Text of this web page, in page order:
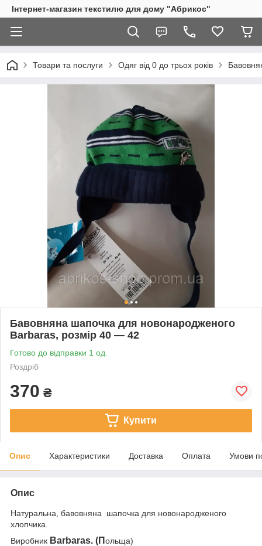
Інтернет-магазин текстилю для дому "Абрикос"
Товари та послуги Одяг від 0 до трьох років
Бавовняна шапочка для новонародженого
Barbaras, розмір 40 — 42
Готово до відправки 1 од.
Роздріб
370 ₴
Купити
Опис Характеристики Доставка Оплата Умови
Опис
Натуральна, бавовняна шапочка для новонародженого
хлопчика.
Виробник Barbaras. (Польща)